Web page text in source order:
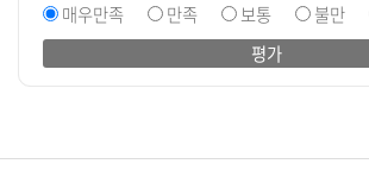
매우만족
만족 보통 불만
평가